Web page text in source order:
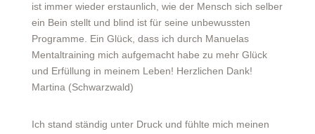
ist immer wieder erstaunlich, wie der Mensch sich selber
ein Bein stellt und blind ist für seine unbewussten
Programme. Ein Glück, dass ich durch Manuelas
Mentaltraining mich aufgemacht habe zu mehr Glück
und Erfüllung in meinem Leben! Herzlichen Dank!
Martina (Schwarzwald)
Ich stand ständig unter Druck und fühlte mich meinen